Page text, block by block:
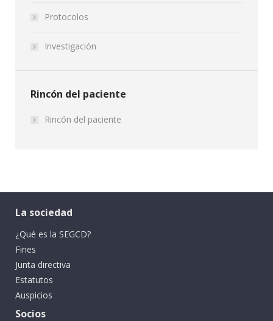
Protocolos
Investigación
Rincón del paciente
Rincón del paciente
La sociedad
¿Qué es la SEGCD?
Fines
Junta directiva
Estatutos
Auspicios
Socios